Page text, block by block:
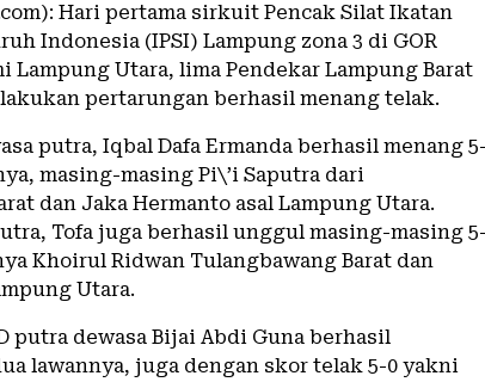
Hari pertama sirkuit Pencak Silat Ikatan
Indonesia (IPSI) Lampung zona 3 di GOR
Lampung Utara, lima Pendekar Lampung Barat
pertarungan berhasil menang telak.
putra, Iqbal Dafa Ermanda berhasil menang 5-
masing-masing Pi\’i Saputra dari
dan Jaka Hermanto asal Lampung Utara.
Tofa juga berhasil unggul masing-masing 5-
Khoirul Ridwan Tulangbawang Barat dan
Utara.
putra dewasa Bijai Abdi Guna berhasil
lawannya, juga dengan skor telak 5-0 yakni